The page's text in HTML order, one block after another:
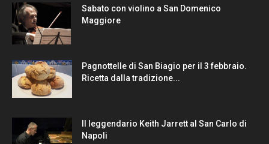
Sabato con violino a San Domenico
Maggiore
Pagnottelle di San Biagio per il 3 febbraio.
Ricetta dalla tradizione...
Il leggendario Keith Jarrett al San Carlo di
Napoli